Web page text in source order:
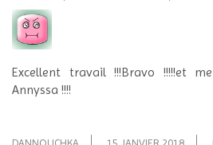
Excellent travail !!!Bravo !!!!!et
Annyssa !!!!
DANNOUCHKA 15 JANVIER 2018